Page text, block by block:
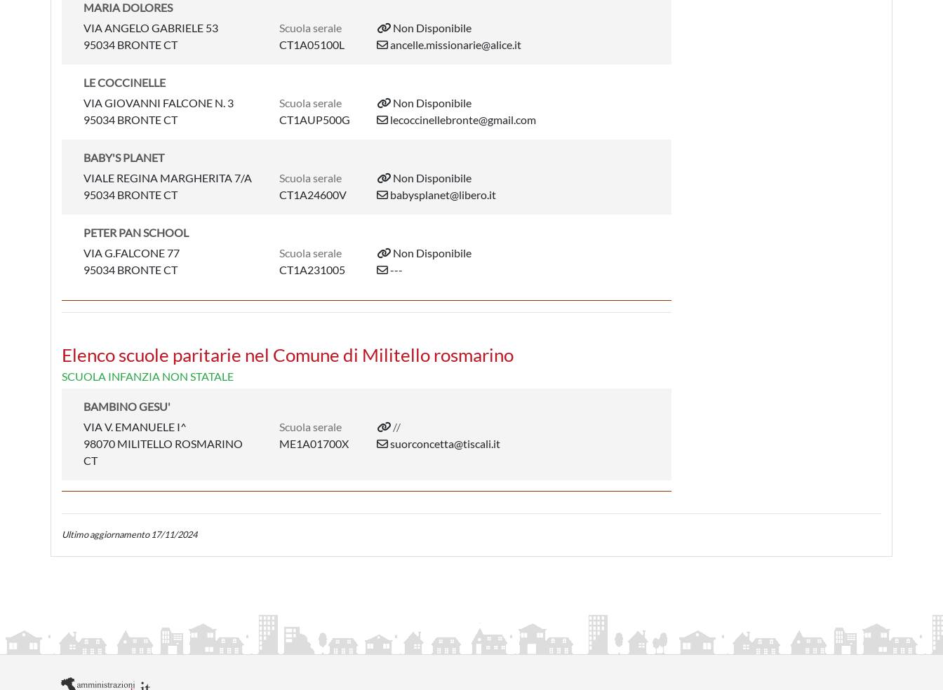
MARIA DOLORES
VIA ANGELO GABRIELE 53
95034 BRONTE CT
Scuola serale
CT1A05100L
Non Disponibile
ancelle.missionarie@alice.it
LE COCCINELLE
VIA GIOVANNI FALCONE N. 3
95034 BRONTE CT
Scuola serale
CT1AUP500G
Non Disponibile
lecoccinellebronte@gmail.com
BABY'S PLANET
VIALE REGINA MARGHERITA 7/A
95034 BRONTE CT
Scuola serale
CT1A24600V
Non Disponibile
babysplanet@libero.it
PETER PAN SCHOOL
VIA G.FALCONE 77
95034 BRONTE CT
Scuola serale
CT1A231005
Non Disponibile
---
Elenco scuole paritarie nel Comune di Militello rosmarino
SCUOLA INFANZIA NON STATALE
BAMBINO GESU'
VIA V. EMANUELE I^
98070 MILITELLO ROSMARINO
CT
Scuola serale
ME1A01700X
//
suorconcetta@tiscali.it
Ultimo aggiornamento 17/11/2024